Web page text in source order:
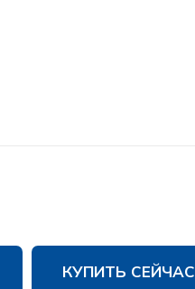
КУПИТЬ СЕЙЧАС